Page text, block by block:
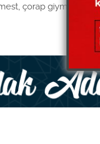
çorap giymeleri,